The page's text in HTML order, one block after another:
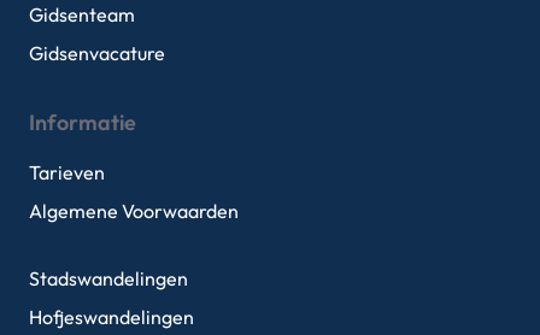
Gidsenteam
Gidsenvacature
Informatie
Tarieven
Algemene Voorwaarden
Stadswandelingen
Hofjeswandelingen